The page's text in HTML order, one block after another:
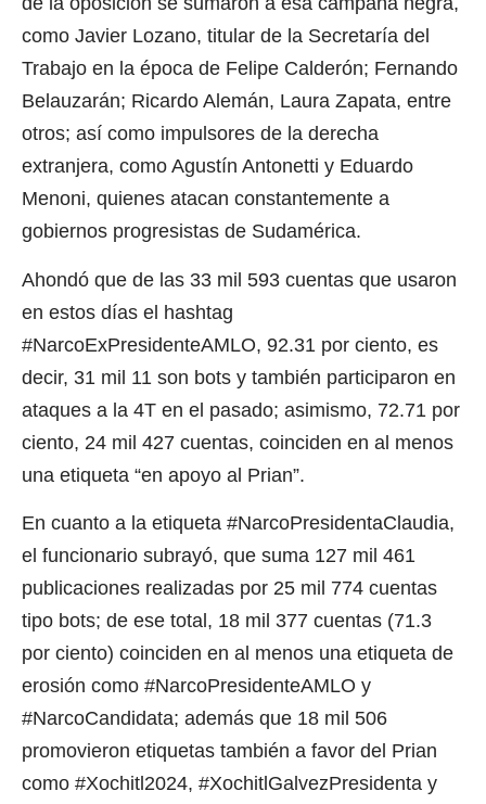
como Javier Lozano, titular de la Secretaría del
Trabajo en la época de Felipe Calderón; Fernando
Belauzarán; Ricardo Alemán, Laura Zapata, entre
otros; así como impulsores de la derecha
extranjera, como Agustín Antonetti y Eduardo
Menoni, quienes atacan constantemente a
gobiernos progresistas de Sudamérica.
Ahondó que de las 33 mil 593 cuentas que usaron
en estos días el hashtag
#NarcoExPresidenteAMLO, 92.31 por ciento, es
decir, 31 mil 11 son bots y también participaron en
ataques a la 4T en el pasado; asimismo, 72.71 por
ciento, 24 mil 427 cuentas, coinciden en al menos
una etiqueta “en apoyo al Prian”.
En cuanto a la etiqueta #NarcoPresidentaClaudia,
el funcionario subrayó, que suma 127 mil 461
publicaciones realizadas por 25 mil 774 cuentas
tipo bots; de ese total, 18 mil 377 cuentas (71.3
por ciento) coinciden en al menos una etiqueta de
erosión como #NarcoPresidenteAMLO y
#NarcoCandidata; además que 18 mil 506
promovieron etiquetas también a favor del Prian
como #Xochitl2024, #XochitlGalvezPresidenta y